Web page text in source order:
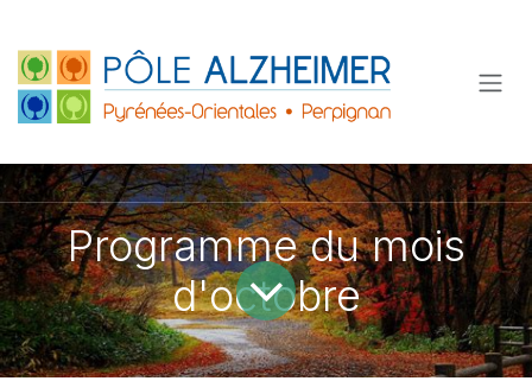
Programme du mois
d'octobre